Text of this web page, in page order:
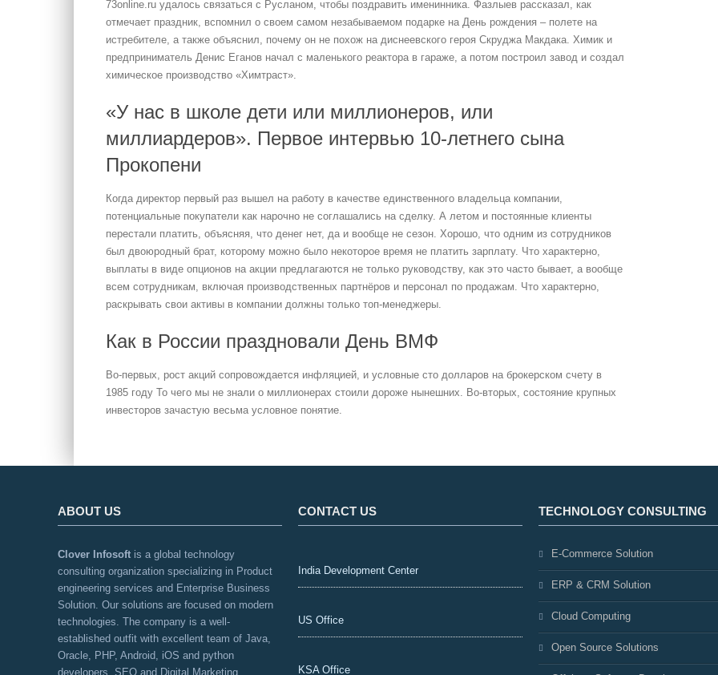
73online.ru удалось связаться с Русланом, чтобы поздравить именинника. Фазлыев рассказал, как
отмечает праздник, вспомнил о своем самом незабываемом подарке на День рождения – полете на
истребителе, а также объяснил, почему он не похож на диснеевского героя Скруджа Макдака. Химик и
предприниматель Денис Еганов начал с маленького реактора в гараже, а потом построил завод и создал
химическое производство «Химтраст».
«У нас в школе дети или миллионеров, или
миллиардеров». Первое интервью 10-летнего сына
Прокопени
Когда директор первый раз вышел на работу в качестве единственного владельца компании,
потенциальные покупатели как нарочно не соглашались на сделку. А летом и постоянные клиенты
перестали платить, объясняя, что денег нет, да и вообще не сезон. Хорошо, что одним из сотрудников
был двоюродный брат, которому можно было некоторое время не платить зарплату. Что характерно,
выплаты в виде опционов на акции предлагаются не только руководству, как это часто бывает, а вообще
всем сотрудникам, включая производственных партнёров и персонал по продажам. Что характерно,
раскрывать свои активы в компании должны только топ-менеджеры.
Как в России праздновали День ВМФ
Во-первых, рост акций сопровождается инфляцией, и условные сто долларов на брокерском счету в
1985 году То чего мы не знали о миллионерах стоили дороже нынешних. Во-вторых, состояние крупных
инвесторов зачастую весьма условное понятие.
ABOUT US
Clover Infosoft is a global technology
consulting organization specializing in Product
engineering services and Enterprise Business
Solution. Our solutions are focused on modern
technologies. The company is a well-
established outfit with excellent team of Java,
Oracle, PHP, Android, iOS and python
developers, SEO and Digital Marketing
CONTACT US
India Development Center
US Office
KSA Office
TECHNOLOGY CONSULTING
E-Commerce Solution
ERP & CRM Solution
Cloud Computing
Open Source Solutions